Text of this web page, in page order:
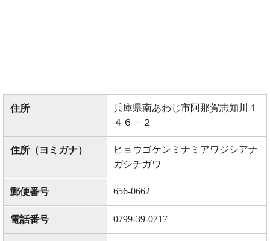
住所
兵庫県南あわじ市阿那賀志知川１
４６－２
住所（ヨミガナ）
ヒョウゴケンミナミアワジシアナ
ガシチガワ
郵便番号 656-0662
電話番号 0799-39-0717